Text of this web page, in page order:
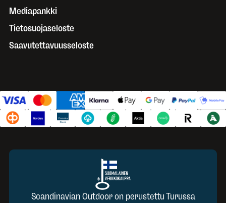
Mediapankki
Tietosuojaseloste
Saavutettavuusseloste
Scandinavian Outdoor on perustettu Turussa